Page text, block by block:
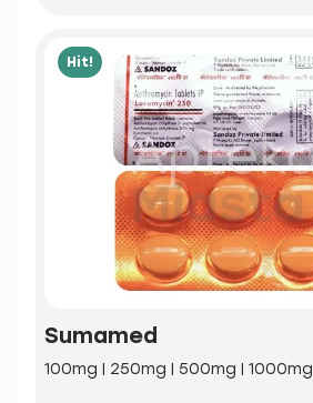
Hit!
Sumamed
100mg | 250mg | 500mg | 1000mg